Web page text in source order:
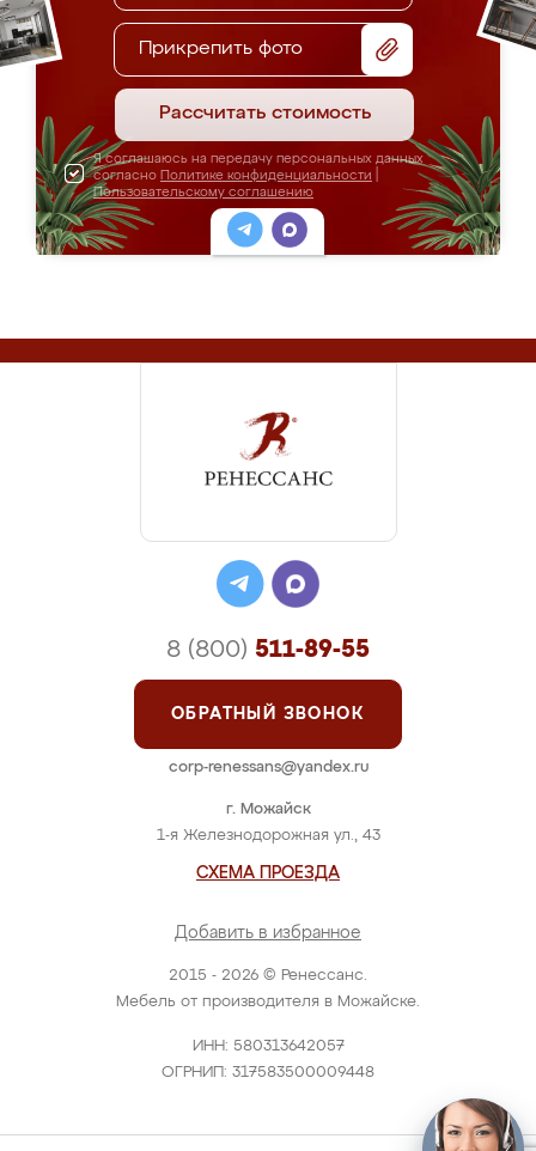
Прикрепить фото
Рассчитать стоимость
Я соглашаюсь на передачу персональных данных
согласно Политике конфиденциальности
Пользовательскому соглашению
2015 - 2026 © Ренессанс.
Мебель от производителя в Можайске.
ИНН: 580313642057
ОГРНИП: 317583500009448
г. Можайск
1-я Железнодорожная ул., 43
СХЕМА ПРОЕЗДА
Добавить в избранное
8 (800) 511-89-55
ОБРАТНЫЙ ЗВОНОК
corp-renessans@yandex.ru